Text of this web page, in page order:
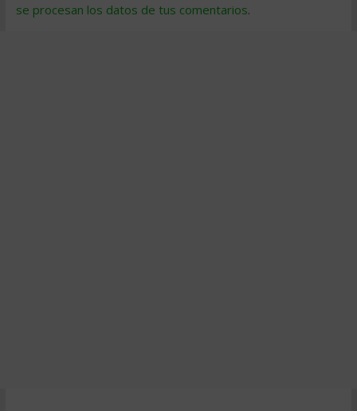
se procesan los datos de tus comentarios.